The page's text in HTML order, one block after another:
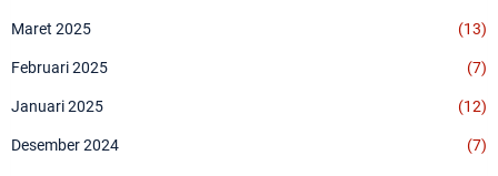
Maret 2025 (13)
Februari 2025 (7)
Januari 2025 (12)
Desember 2024 (7)